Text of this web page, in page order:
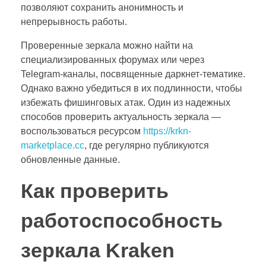
позволяют сохранить анонимность и
непрерывность работы.
Проверенные зеркала можно найти на
специализированных форумах или через
Telegram-каналы, посвященные даркнет-тематике.
Однако важно убедиться в их подлинности, чтобы
избежать фишинговых атак. Один из надежных
способов проверить актуальность зеркала —
воспользоваться ресурсом https://krkn-
marketplace.cc, где регулярно публикуются
обновленные данные.
Как проверить
работоспособность
зеркала Kraken